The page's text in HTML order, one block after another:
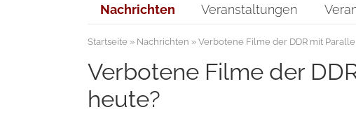
Nachrichten Veranstaltungen
Startseite» Nachrichten » Verbotene Filme der DDR mit
Verbotene Filme der
heute?